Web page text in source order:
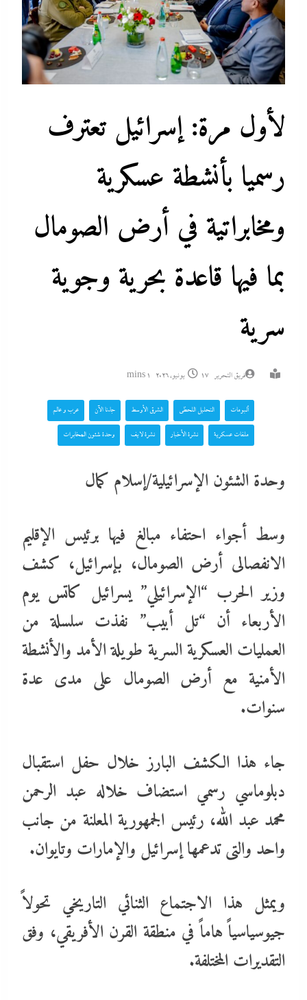
لأول مرة: إسرائيل تعترف
رسميا بأنشطة عسكرية
ومخابراتية في أرض الصومال
بما فيها قاعدة بحرية وجوية
سرية
فريق التحرير 17 يونيو، 2026 1 mins
ألبومات التحليل اللحظي الشرق الأوسط جاءنا الآن عرب و عالم
ملفات عسكرية نشرة الأخبار نشرة لايف وحدة شئون المخابرات
وحدة الشئون الإسرائيلية/إسلام كمال
وسط أجواء احتفاء مبالغ فيها برئيس الإقليم
الانفصالى أرض الصومال، بإسرائيل، كشف
وزير الحرب “الإسرائيلي” يسرائيل كاتس يوم
الأربعاء أن “تل أبيب” نفذت سلسلة من
العمليات العسكرية السرية طويلة الأمد والأنشطة
الأمنية مع أرض الصومال على مدى عدة
سنوات.
جاء هذا الكشف البارز خلال حفل استقبال
دبلوماسي رسمي استضاف خلاله عبد الرحمن
محمد عبد الله، رئيس الجمهورية المعلنة من جانب
واحد والتى تدعمها إسرائيل والإمارات وتايوان.
ويمثل هذا الاجتماع الثنائي التاريخي تحولاً
جيوسياسياً هاماً في منطقة القرن الأفريقي، وفق
التقديرات المختلفة.